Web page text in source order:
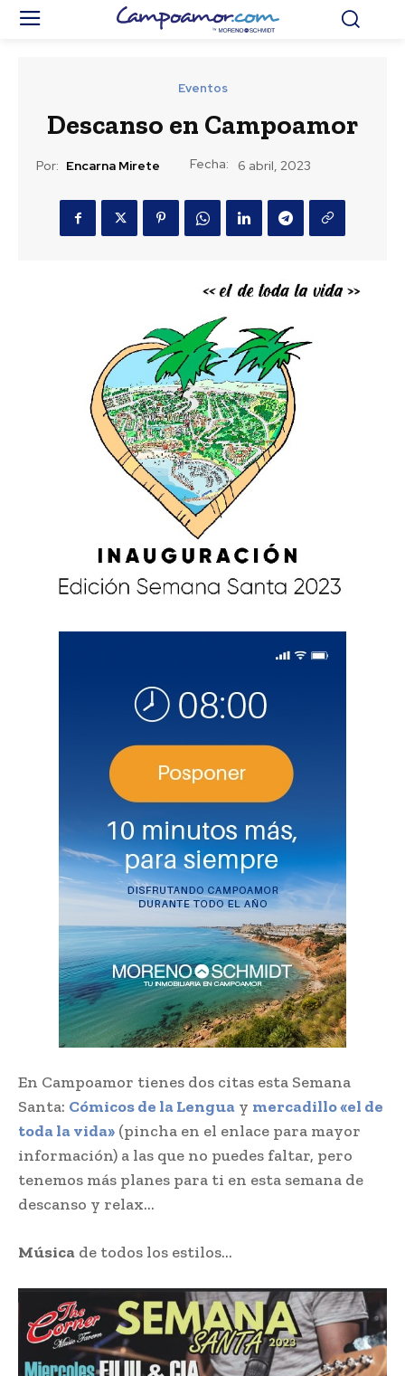
Eventos
Descanso en Campoamor
Por: Encarna Mirete Fecha: 6 abril, 2023
En Campoamor tienes dos citas esta Semana
Santa: Cómicos de la Lengua y mercadillo «el de
toda la vida» (pincha en el enlace para mayor
información) a las que no puedes faltar, pero
tenemos más planes para ti en esta semana de
descanso y relax…
Música de todos los estilos…